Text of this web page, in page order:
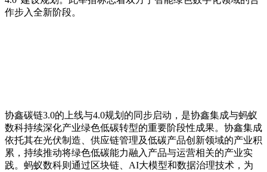
作步入全新阶段。
协鑫碳链3.0的上线与4.0规划的同步启动，是协鑫集成与蚂蚁
数科持续深化产业绿色低碳转型的重要阶段性成果。协鑫集成
依托其在光伏制造、供应链管理及低碳产品创新领域的产业积
累，持续推动将绿色低碳能力融入产品与运营相关的产业实
践。蚂蚁数科则通过区块链、AI大模型和数据治理技术，为